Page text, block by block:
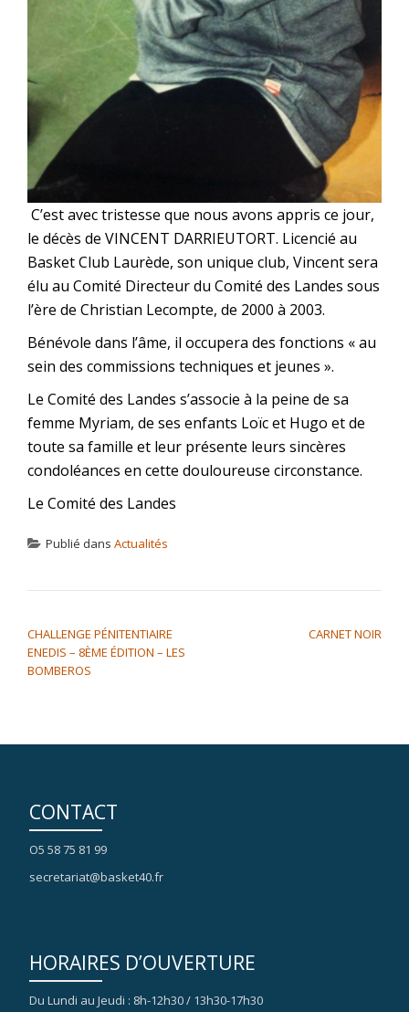
C’est avec tristesse que nous avons appris ce jour,
le décès de VINCENT DARRIEUTORT. Licencié au
Basket Club Laurède, son unique club, Vincent sera
élu au Comité Directeur du Comité des Landes sous
l’ère de Christian Lecompte, de 2000 à 2003.
Bénévole dans l’âme, il occupera des fonctions « au
sein des commissions techniques et jeunes ».
Le Comité des Landes s’associe à la peine de sa
femme Myriam, de ses enfants Loïc et Hugo et de
toute sa famille et leur présente leurs sincères
condoléances en cette douloureuse circonstance.
Le Comité des Landes
Publié dans Actualités
CHALLENGE PÉNITENTIAIRE
ENEDIS – 8ÈME ÉDITION – LES
BOMBEROS
CARNET NOIR
CONTACT
O5 58 75 81 99
secretariat@basket40.fr
HORAIRES D’OUVERTURE
Du Lundi au Jeudi : 8h-12h30 / 13h30-17h30